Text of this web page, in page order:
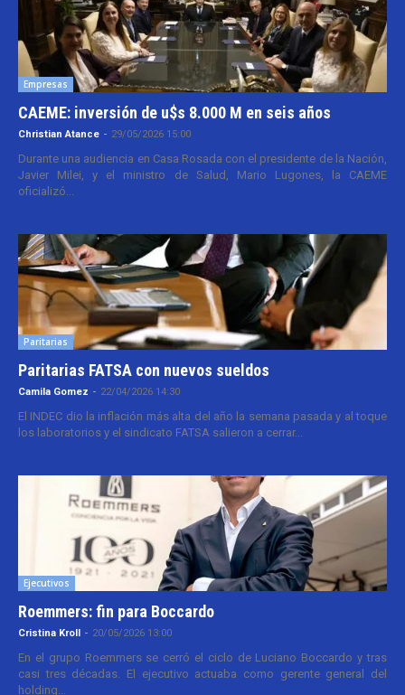
Empresas
CAEME: inversión de u$s 8.000 M en seis años
Christian Atance - 29/05/2026 15:00
Durante una audiencia en Casa Rosada con el presidente de la Nación,
Javier Milei, y el ministro de Salud, Mario Lugones, la CAEME
oficializó...
Paritarias
Paritarias FATSA con nuevos sueldos
Camila Gomez - 22/04/2026 14:30
El INDEC dio la inflación más alta del año la semana pasada y al toque
los laboratorios y el sindicato FATSA salieron a cerrar...
Ejecutivos
Roemmers: fin para Boccardo
Cristina Kroll - 20/05/2026 13:00
En el grupo Roemmers se cerró el ciclo de Luciano Boccardo y tras
casi tres décadas. El ejecutivo actuaba como gerente general del
holding...